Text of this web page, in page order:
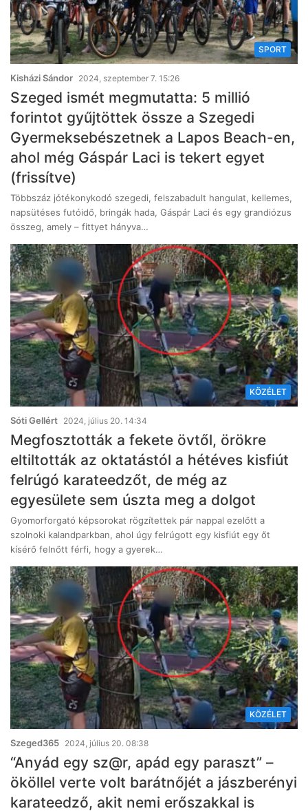
SPORT
Kisházi Sándor 2024, szeptember 7. 15:26
Szeged ismét megmutatta: 5 millió
forintot gyűjtöttek össze a Szegedi
Gyermeksebészetnek a Lapos Beach-en,
ahol még Gáspár Laci is tekert egyet
(frissítve)
Többszáz jótékonykodó szegedi, felszabadult hangulat, kellemes,
napsütéses futóidő, bringák hada, Gáspár Laci és egy grandiózus
összeg, amely – fittyet hányva…
KÖZÉLET
Sóti Gellért 2024, július 20. 14:34
Megfosztották a fekete övtől, örökre
eltiltották az oktatástól a hétéves kisfiút
felrúgó karateedzőt, de még az
egyesülete sem úszta meg a dolgot
Gyomorforgató képsorokat rögzítettek pár nappal ezelőtt a
szolnoki kalandparkban, ahol úgy felrúgott egy kisfiút egy őt
kísérő felnőtt férfi, hogy a gyerek…
KÖZÉLET
Szeged365 2024, július 20. 08:38
“Anyád egy sz@r, apád egy paraszt” –
ököllel verte volt barátnőjét a jászberényi
karateedző, akit nemi erőszakkal is